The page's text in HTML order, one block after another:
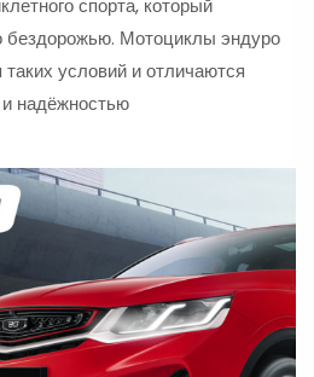
спорта, который
бездорожью. Мотоциклы эндуро
условий и отличаются
надёжностью